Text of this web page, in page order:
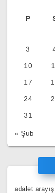
P
3
10
17
24
31
« Şub
adalet